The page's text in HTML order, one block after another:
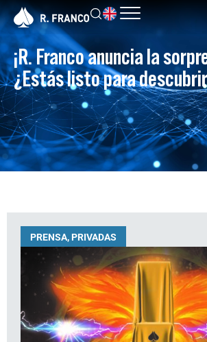
¡R. Franco anuncia la
¿Estás listo para
PRENSA, PRIVADAS